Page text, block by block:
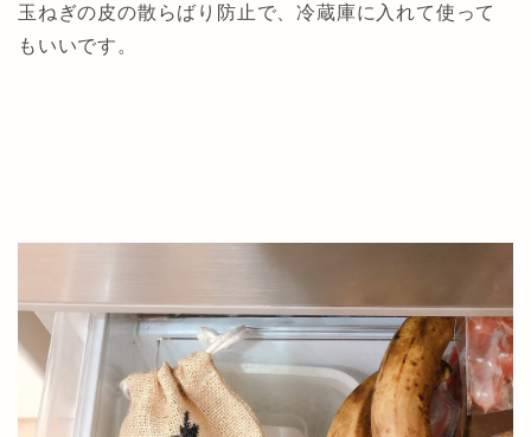
玉ねぎの皮の散らばり防止で、冷蔵庫に入れて使って
もいいです。